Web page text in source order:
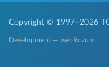
Copyright © 1997–2026
Development — webRozum